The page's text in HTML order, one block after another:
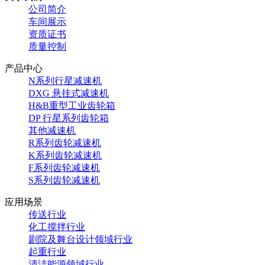
公司简介
车间展示
资质证书
质量控制
产品中心
N系列行星减速机
DXG 悬挂式减速机
H&B重型工业齿轮箱
DP 行星系列齿轮箱
其他减速机
R系列齿轮减速机
K系列齿轮减速机
F系列齿轮减速机
S系列齿轮减速机
应用场景
传送行业
化工搅拌行业
剧院及舞台设计领域行业
起重行业